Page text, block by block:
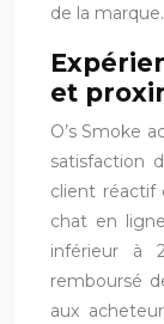
de la marque.
et
O’s Smoke
satisfaction
client réactif
chat en
inférieur à
remboursé
aux